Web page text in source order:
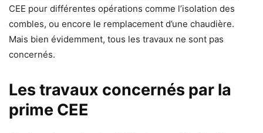
CEE pour différentes opérations comme l’isolation des
combles, ou encore le remplacement d’une chaudière.
Mais bien évidemment, tous les travaux ne sont pas
concernés.
Les travaux concernés par la
prime CEE